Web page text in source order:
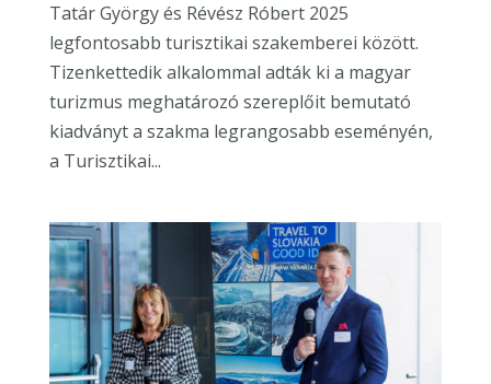
Tatár György és Révész Róbert 2025
legfontosabb turisztikai szakemberei között.
Tizenkettedik alkalommal adták ki a magyar
turizmus meghatározó szereplőit bemutató
kiadványt a szakma legrangosabb eseményén,
a Turisztikai...